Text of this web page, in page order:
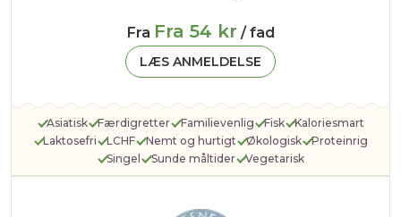
Fra Fra 54 kr / fad
LÆS ANMELDELSE
Asiatisk Færdigretter Familievenlig Fisk
Kaloriesmart
Laktosefri
LCHF Nemt og hurtigt Økologisk
Proteinrig
Singel
Sunde måltider Vegetarisk